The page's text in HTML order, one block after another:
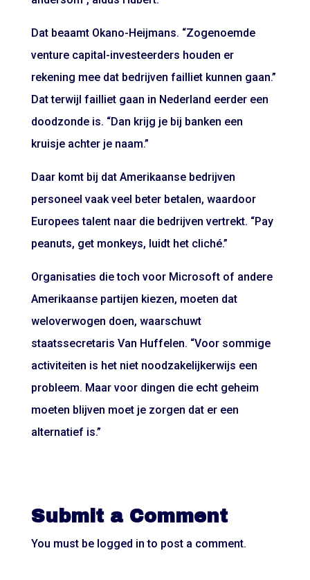
Dat beaamt Okano-Heijmans. “Zogenoemde
venture capital-investeerders houden er
rekening mee dat bedrijven failliet kunnen gaan.”
Dat terwijl failliet gaan in Nederland eerder een
doodzonde is. “Dan krijg je bij banken een
kruisje achter je naam.”
Daar komt bij dat Amerikaanse bedrijven
personeel vaak veel beter betalen, waardoor
Europees talent naar die bedrijven vertrekt. “Pay
peanuts, get monkeys, luidt het cliché.”
Organisaties die toch voor Microsoft of andere
Amerikaanse partijen kiezen, moeten dat
weloverwogen doen, waarschuwt
staatssecretaris Van Huffelen. “Voor sommige
activiteiten is het niet noodzakelijkerwijs een
probleem. Maar voor dingen die echt geheim
moeten blijven moet je zorgen dat er een
alternatief is.”
Submit a Comment
You must be logged in to post a comment.